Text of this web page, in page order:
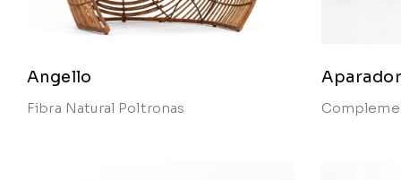
Angello
Fibra Natural Poltronas